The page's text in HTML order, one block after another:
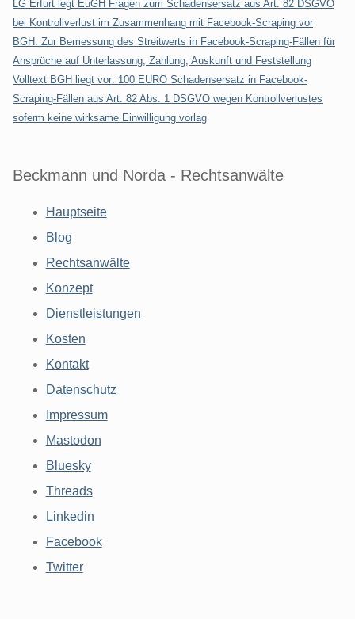
LG Erfurt legt EuGH Fragen zum Schadensersatz aus Art. 82 DSGVO
bei Kontrollverlust im Zusammenhang mit Facebook-Scraping vor
BGH: Zur Bemessung des Streitwerts in Facebook-Scraping-Fällen für
Ansprüche auf Unterlassung, Zahlung, Auskunft und Feststellung
Volltext BGH liegt vor: 100 EURO Schadensersatz in Facebook-
Scraping-Fällen aus Art. 82 Abs. 1 DSGVO wegen Kontrollverlustes
soferm keine wirksame Einwilligung vorlag
Beckmann und Norda - Rechtsanwälte
Hauptseite
Blog
Rechtsanwälte
Konzept
Dienstleistungen
Kosten
Kontakt
Datenschutz
Impressum
Mastodon
Bluesky
Threads
Linkedin
Facebook
Twitter